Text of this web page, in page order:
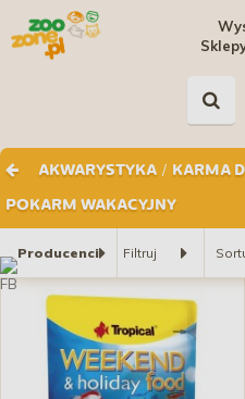
AKWARYSTYKA / KARMA
POKARM WAKACYJNY